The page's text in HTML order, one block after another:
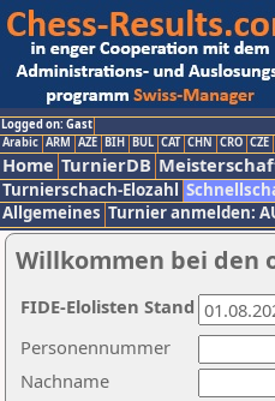
Logged on: Gast
Arabic ARM AZE BIH BUL CAT CHN CRO CZE
Home TurnierDB
Turnierschach-Elozahl
Allgemeines Turnier anmelden:
Willkommen bei den
Nachname
Personennummer
FIDE-Elolisten Stand